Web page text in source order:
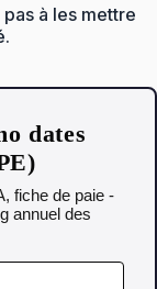
à les mettre
dates
fiche de paie -
annuel des